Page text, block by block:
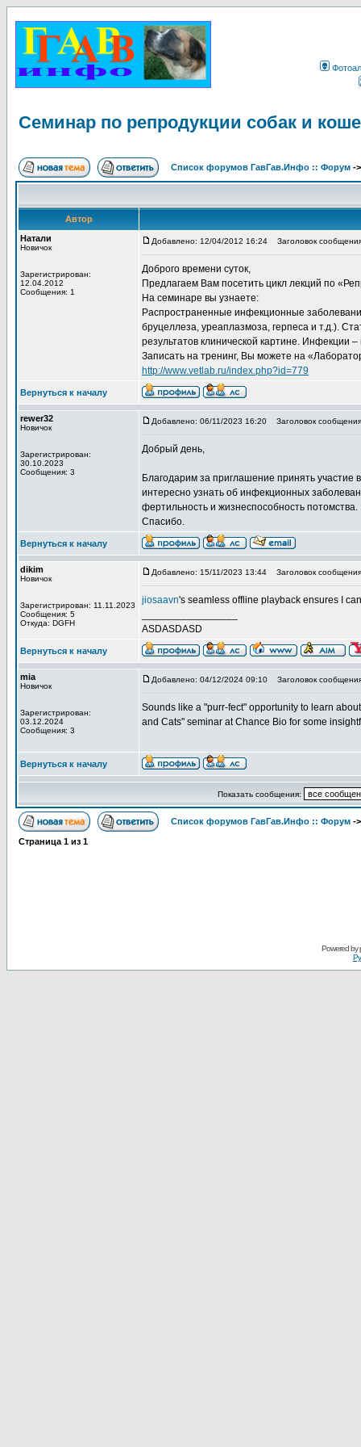
Семинар по репродукции собак и
Список форумов ГавГав.Инфо :: Форум -
Автор
Натали
Новичок
Зарегистрирован:
12.04.2012
Сообщения: 1
Добавлено: 12/04/2012 16:24 Заголовок
Доброго времени суток,
Предлагаем Вам посетить цикл лекций по
На семинаре вы узнаете:
Распространенные инфекционные
бруцеллеза, уреаплазмоза, герпеса и т.д.).
результатов клинической картине. Инфекции
Записать на тренинг, Вы можете на
http://www.vetlab.ru/index.php?id=779
Вернуться к началу
rewer32
Новичок
Зарегистрирован:
30.10.2023
Сообщения: 3
Добавлено: 06/11/2023 16:20 Заголовок
Добрый день,
Благодарим за приглашение принять
интересно узнать об инфекционных
фертильность и жизнеспособность
Спасибо.
Вернуться к началу
dikim
Новичок
Зарегистрирован: 11.11.2023
Сообщения: 5
Откуда: DGFH
Добавлено: 15/11/2023 13:44 Заголовок
jiosaavn's seamless offline playback ensures I
ASDASDASD
Вернуться к началу
mia
Новичок
Зарегистрирован:
03.12.2024
Сообщения: 3
Добавлено: 04/12/2024 09:10 Заголовок
Sounds like a "purr-fect" opportunity to learn
and Cats" seminar at Chance Bio for some
Вернуться к началу
Показать сообщения:
Список форумов ГавГав.Инфо :: Форум -
Страница 1 из 1
Powered by